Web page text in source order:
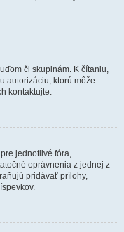
či skupinám. K čítaniu,
autorizáciu, ktorú môže
kontaktujte.
jednotlivé fóra,
oprávnenia z jednej z
pridávať prílohy,